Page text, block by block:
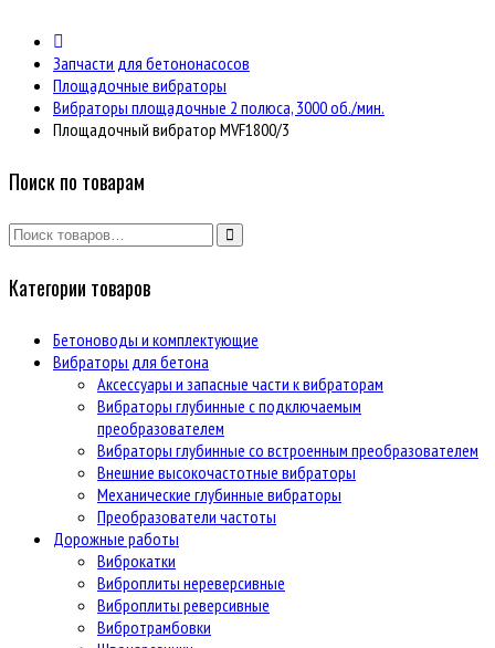
Запчасти для бетононасосов
Площадочные вибраторы
Вибраторы площадочные 2 полюса, 3000 об./мин.
Площадочный вибратор MVF1800/3
Поиск по товарам
Категории товаров
Бетоноводы и комплектующие
Вибраторы для бетона
Аксессуары и запасные части к вибраторам
Вибраторы глубинные с подключаемым
преобразователем
Вибраторы глубинные со встроенным преобразователем
Внешние высокочастотные вибраторы
Механические глубинные вибраторы
Преобразователи частоты
Дорожные работы
Виброкатки
Виброплиты нереверсивные
Виброплиты реверсивные
Вибротрамбовки